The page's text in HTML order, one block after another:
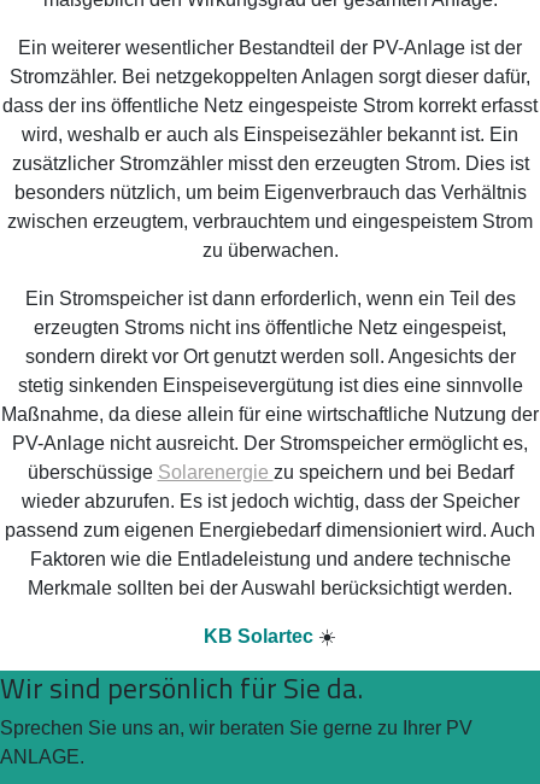
Ein weiterer wesentlicher Bestandteil der PV-Anlage ist der
Stromzähler. Bei netzgekoppelten Anlagen sorgt dieser dafür,
dass der ins öffentliche Netz eingespeiste Strom korrekt erfasst
wird, weshalb er auch als Einspeisezähler bekannt ist. Ein
zusätzlicher Stromzähler misst den erzeugten Strom. Dies ist
besonders nützlich, um beim Eigenverbrauch das Verhältnis
zwischen erzeugtem, verbrauchtem und eingespeistem Strom
zu überwachen.
Ein Stromspeicher ist dann erforderlich, wenn ein Teil des
erzeugten Stroms nicht ins öffentliche Netz eingespeist,
sondern direkt vor Ort genutzt werden soll. Angesichts der
stetig sinkenden Einspeisevergütung ist dies eine sinnvolle
Maßnahme, da diese allein für eine wirtschaftliche Nutzung der
PV-Anlage nicht ausreicht. Der Stromspeicher ermöglicht es,
überschüssige Solarenergie zu speichern und bei Bedarf
wieder abzurufen. Es ist jedoch wichtig, dass der Speicher
passend zum eigenen Energiebedarf dimensioniert wird. Auch
Faktoren wie die Entladeleistung und andere technische
Merkmale sollten bei der Auswahl berücksichtigt werden.
KB Solartec ☀️
Wir sind persönlich für Sie da.
Sprechen Sie uns an, wir beraten Sie gerne zu Ihrer PV
ANLAGE.